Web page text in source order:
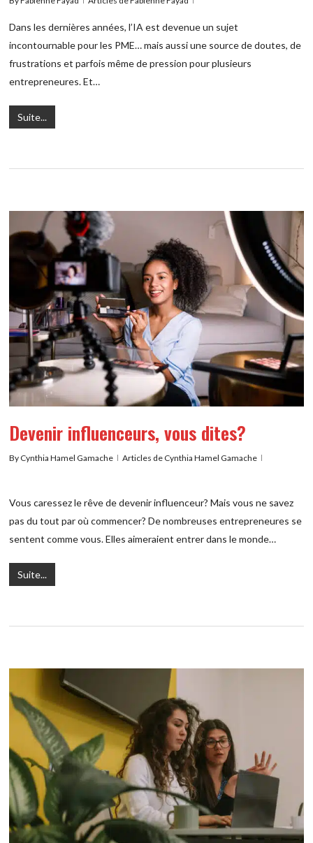
Dans les dernières années, l’IA est devenue un sujet
incontournable pour les PME… mais aussi une source de doutes, de
frustrations et parfois même de pression pour plusieurs
entrepreneures. Et…
Suite...
Devenir influenceurs, vous dites?
By Cynthia Hamel Gamache Articles de Cynthia Hamel Gamache
Vous caressez le rêve de devenir influenceur? Mais vous ne savez
pas du tout par où commencer? De nombreuses entrepreneures se
sentent comme vous. Elles aimeraient entrer dans le monde…
Suite...